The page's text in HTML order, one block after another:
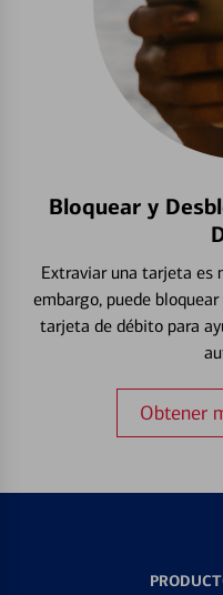
Bloquear y
Extraviar una tarjeta es
embargo, puede
tarjeta de débito para
Obtener